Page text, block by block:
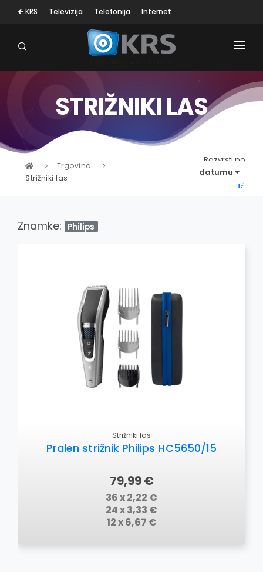
🡸 KRS Televizija Telefonija Internet
OSEBNA NEGA
KLIMA NAPRAVE
SESALNIKI
BELA TEHNIKA
STRIŽNIKI LAS
Trgovina
Strižniki las
Razvrsti po
datumu
Znamke: Philips
Strižniki las
Pralen strižnik Philips HC5650/15
79,99 €
36 x 2,22 €
24 x 3,33 €
12 x 6,67 €